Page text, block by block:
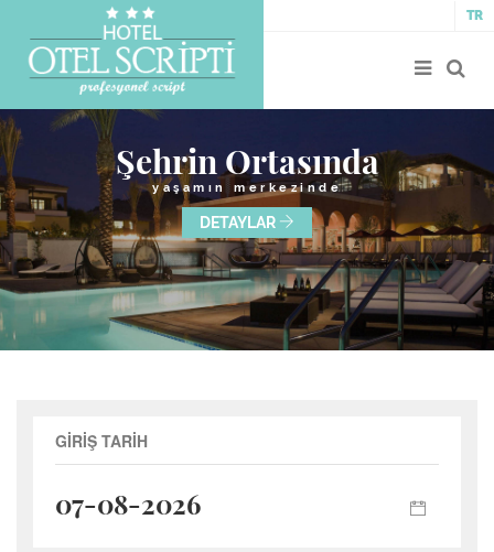
TR
Şehrin Ortasında
yaşamın merkezinde
DETAYLAR
GİRİŞ TARİH